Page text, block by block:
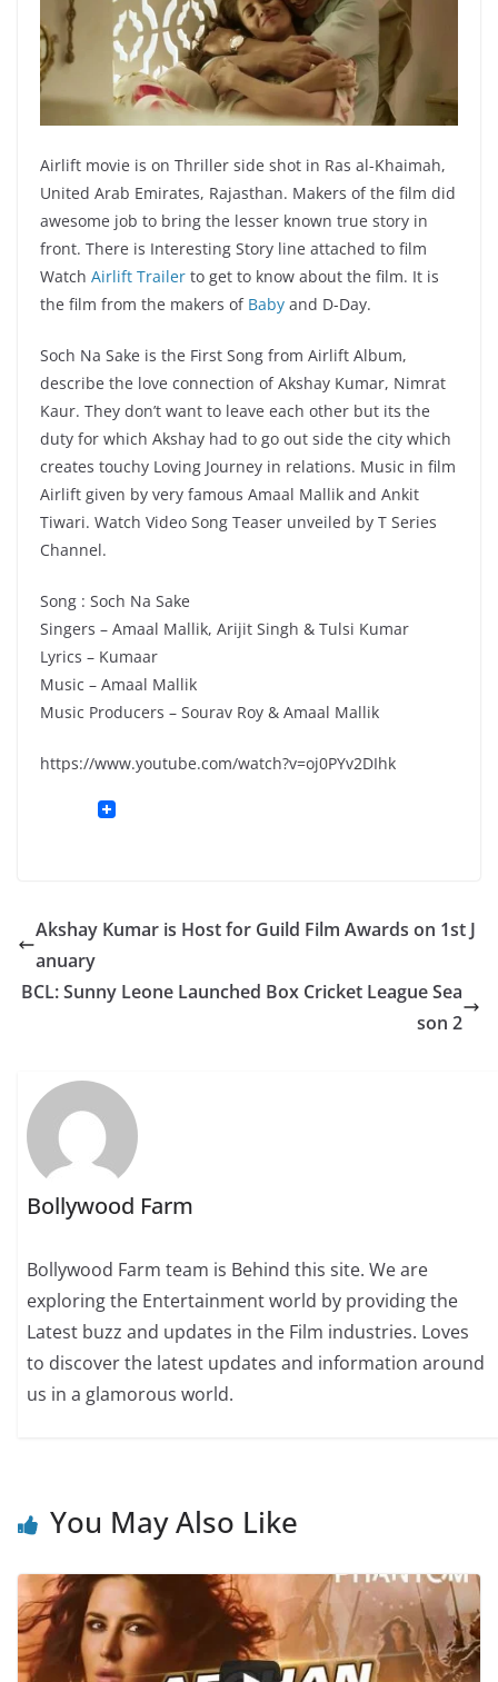
Airlift movie is on Thriller side shot in Ras al-Khaimah,
United Arab Emirates, Rajasthan. Makers of the film did
awesome job to bring the lesser known true story in
front. There is Interesting Story line attached to film
Watch Airlift Trailer to get to know about the film. It is
the film from the makers of Baby and D-Day.
Soch Na Sake is the First Song from Airlift Album,
describe the love connection of Akshay Kumar, Nimrat
Kaur. They don’t want to leave each other but its the
duty for which Akshay had to go out side the city which
creates touchy Loving Journey in relations. Music in film
Airlift given by very famous Amaal Mallik and Ankit
Tiwari. Watch Video Song Teaser unveiled by T Series
Channel.
Song : Soch Na Sake
Singers – Amaal Mallik, Arijit Singh & Tulsi Kumar
Lyrics – Kumaar
Music – Amaal Mallik
Music Producers – Sourav Roy & Amaal Mallik
https://www.youtube.com/watch?v=oj0PYv2DIhk
Akshay Kumar is Host for Guild Film Awards on 1st J
anuary
BCL: Sunny Leone Launched Box Cricket League Sea
son 2
Bollywood Farm
Bollywood Farm team is Behind this site. We are
exploring the Entertainment world by providing the
Latest buzz and updates in the Film industries. Loves
to discover the latest updates and information around
us in a glamorous world.
You May Also Like